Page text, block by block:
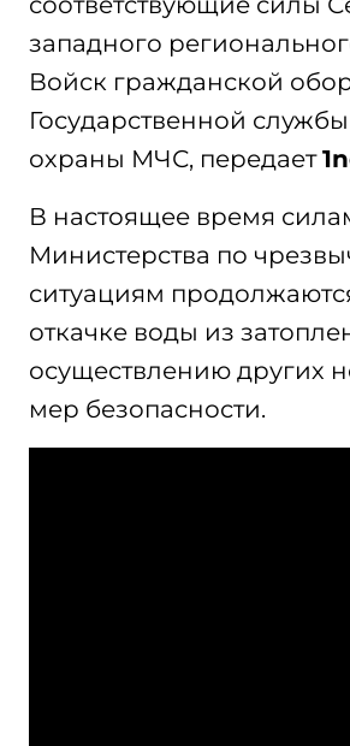
западного
Войск гражданской
Государственной
охраны МЧС, передает
В настоящее время
Министерства по
ситуациям
откачке воды из
осуществлению других
мер безопасности.